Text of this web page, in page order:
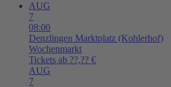
AUG
7
08:00
Denzlingen Marktplatz (Kohlerhof)
Wochenmarkt
Tickets ab ??,?? €
AUG
7